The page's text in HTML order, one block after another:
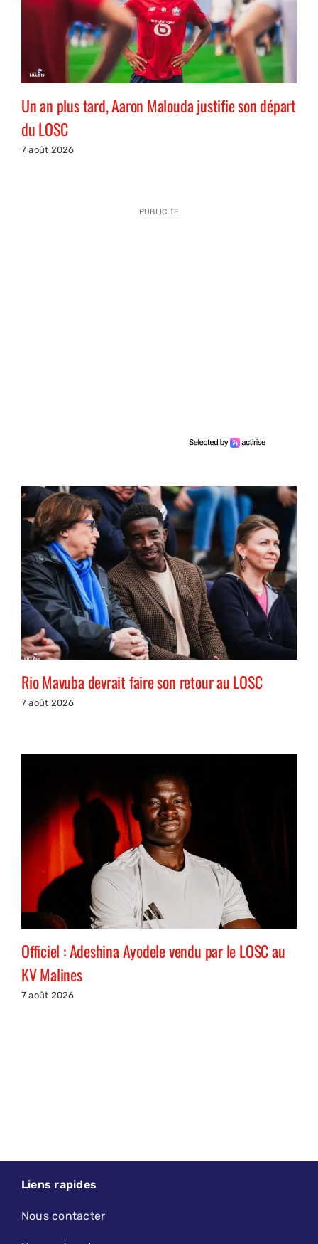
Un an plus tard, Aaron Malouda justifie son départ
du LOSC
7 août 2026
PUBLICITE
Rio Mavuba devrait faire son retour au LOSC
7 août 2026
Officiel : Adeshina Ayodele vendu par le LOSC au
KV Malines
7 août 2026
Liens rapides
Nous contacter